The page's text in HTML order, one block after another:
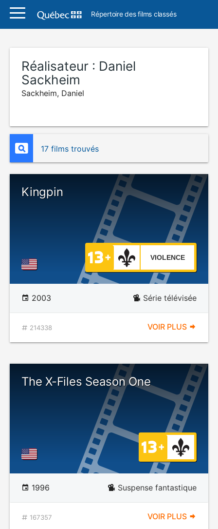
Répertoire des films classés
Réalisateur : Daniel
Sackheim
Sackheim, Daniel
17 films trouvés
Kingpin
VIOLENCE
2003 Série télévisée
214338 VOIR PLUS
The X-Files Season One
1996 Suspense fantastique
167357 VOIR PLUS